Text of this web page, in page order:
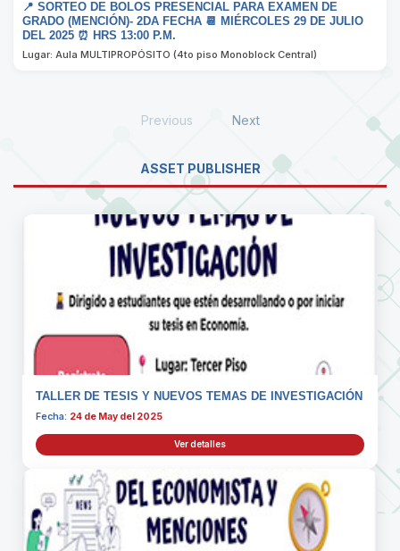
📍 SORTEO DE BOLOS PRESENCIAL PARA EXAMEN DE
GRADO (MENCIÓN)- 2DA FECHA 📆 MIÉRCOLES 29 DE JULIO
DEL 2025 ⏰ HRS 13:00 P.M.
Lugar: Aula MULTIPROPÓSITO (4to piso Monoblock Central)
Previous Next
ASSET PUBLISHER
TALLER DE TESIS Y NUEVOS TEMAS DE INVESTIGACIÓN
Fecha: 24 de May del 2025
Ver detalles